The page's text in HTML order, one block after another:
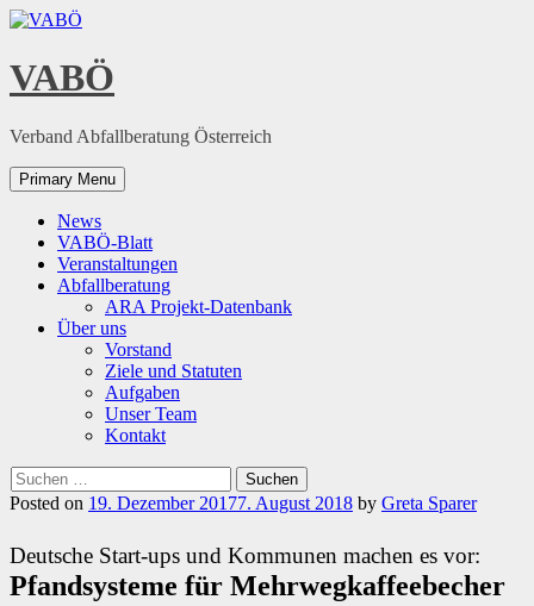
Skip
content
VABÖ
Verband Abfallberatung Österreich
Primary Menu
News
VABÖ-Blatt
Veranstaltungen
Abfallberatung
ARA Projekt-Datenbank
Über uns
Vorstand
Ziele und Statuten
Aufgaben
Unser Team
Kontakt
Suchen
nach:
Posted on 19. Dezember 20177. August 2018 by Greta Sparer
Deutsche Start-ups und Kommunen machen es vor:
Pfandsysteme für Mehrwegkaffeebecher